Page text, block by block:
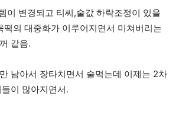
이 변경되고 티씨,술값 하락조정이 있을
떡의 대중화가 이루어지면서 미쳐버리는
같음.
남아서 장타치면서 술먹는데 이제는 2차
이 많아지면서.